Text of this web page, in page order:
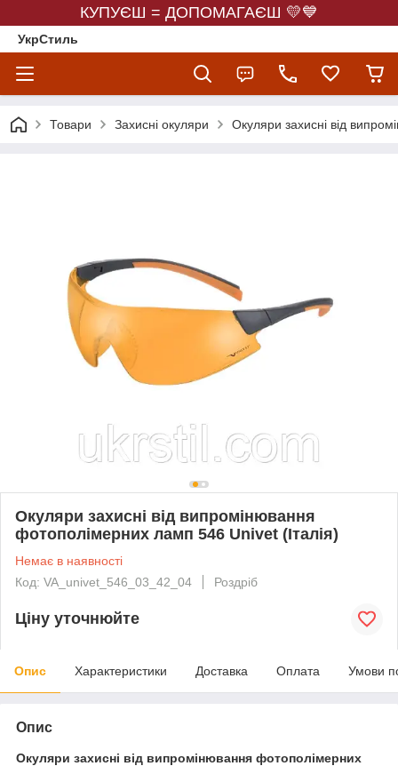
КУПУЄШ = ДОПОМАГАЄШ 💛💙
УкрСтиль
Товари Захисні окуляри Окуляри захисні від
Окуляри захисні від випромінювання
фотополімерних ламп 546 Univet (Італія)
Немає в наявності
Код: VA_univet_546_03_42_04
Роздріб
Ціну уточнюйте
Опис Характеристики Доставка Оплата Умови
Опис
Окуляри захисні від випромінювання фотополімерних